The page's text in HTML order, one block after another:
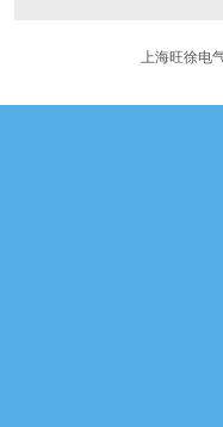
上海旺徐电